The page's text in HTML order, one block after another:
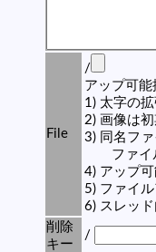
File
/
アップ可
1) 太字の
2) 画像は
3) 同名フ
ファイル
4) アップ
5) ファイ
6) スレッ
削除
キー
/